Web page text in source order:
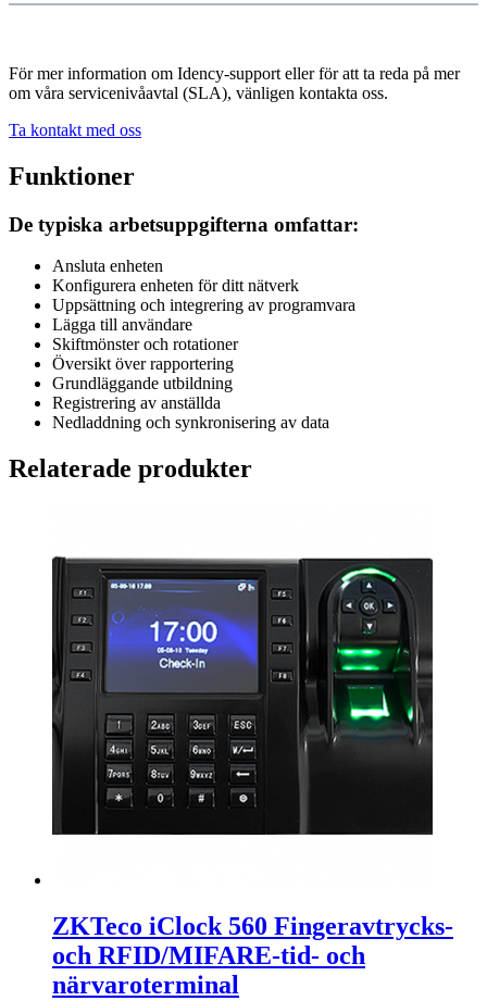
För mer information om Idency-support eller för att ta reda på mer
om våra servicenivåavtal (SLA), vänligen kontakta oss.
Ta kontakt med oss
Funktioner
De typiska arbetsuppgifterna omfattar:
Ansluta enheten
Konfigurera enheten för ditt nätverk
Uppsättning och integrering av programvara
Lägga till användare
Skiftmönster och rotationer
Översikt över rapportering
Grundläggande utbildning
Registrering av anställda
Nedladdning och synkronisering av data
Relaterade produkter
ZKTeco iClock 560 Fingeravtrycks-
och RFID/MIFARE-tid- och
närvaroterminal